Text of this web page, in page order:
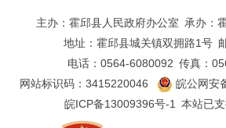
主办：霍邱县人民政府办公室 承办：
地址：霍邱县城关镇双拥路1号
电话：0564-6080092 传真：
网站标识码：3415220046
皖公网安
皖ICP备13009396号-1
本站已